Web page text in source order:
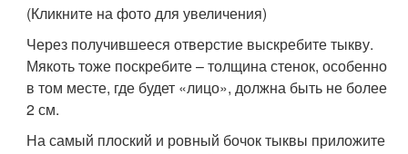
(Кликните на фото для увеличения)
Через получившееся отверстие выскребите тыкву.
Мякоть тоже поскребите – толщина стенок, особенно
в том месте, где будет «лицо», должна быть не более
2 см.
На самый плоский и ровный бочок тыквы приложите